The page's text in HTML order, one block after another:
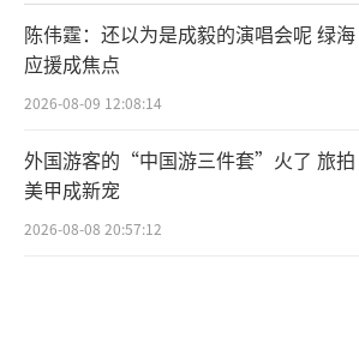
陈伟霆：还以为是成毅的演唱会呢 绿海
应援成焦点
2026-08-09 12:08:14
外国游客的“中国游三件套”火了 旅拍
美甲成新宠
2026-08-08 20:57:12